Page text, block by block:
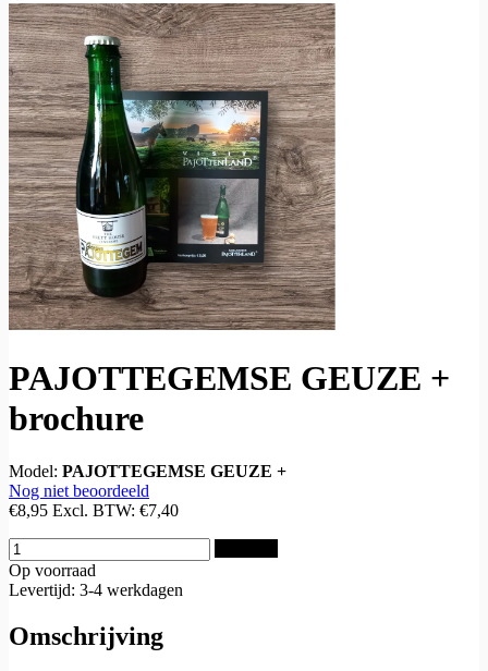
PAJOTTEGEMSE GEUZE +
brochure
Model: PAJOTTEGEMSE GEUZE +
Nog niet beoordeeld
€8,95 Excl. BTW: €7,40
Op voorraad
Levertijd: 3-4 werkdagen
Omschrijving